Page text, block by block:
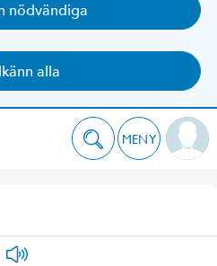
nödvändiga
alla
MENY